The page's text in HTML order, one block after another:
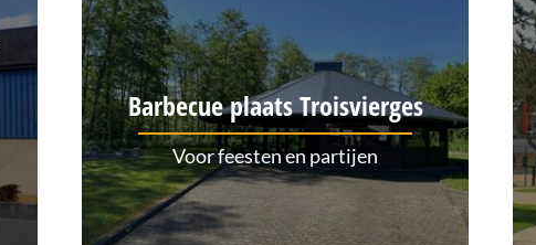
Barbecue plaats Troisvierges
Voor feesten en partijen